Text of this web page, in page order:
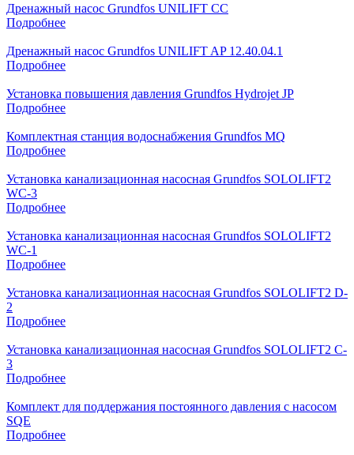
Дренажный насос Grundfos UNILIFT CC
Подробнее
Дренажный насос Grundfos UNILIFT AP 12.40.04.1
Подробнее
Установка повышения давления Grundfos Hydrojet JP
Подробнее
Комплектная станция водоснабжения Grundfos MQ
Подробнее
Установка канализационная насосная Grundfos SOLOLIFT2
WC-3
Подробнее
Установка канализационная насосная Grundfos SOLOLIFT2
WC-1
Подробнее
Установка канализационная насосная Grundfos SOLOLIFT2 D-
2
Подробнее
Установка канализационная насосная Grundfos SOLOLIFT2 C-
3
Подробнее
Комплект для поддержания постоянного давления с насосом
SQE
Подробнее